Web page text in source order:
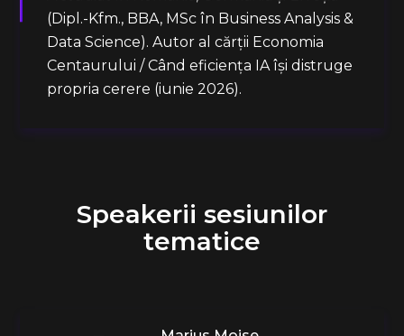
(Dipl.-Kfm., BBA, MSc în Business Analysis &
Data Science). Autor al cărții Economia
Centaurului / Când eficiența IA își distruge
propria cerere (iunie 2026).
Speakerii sesiunilor
tematice